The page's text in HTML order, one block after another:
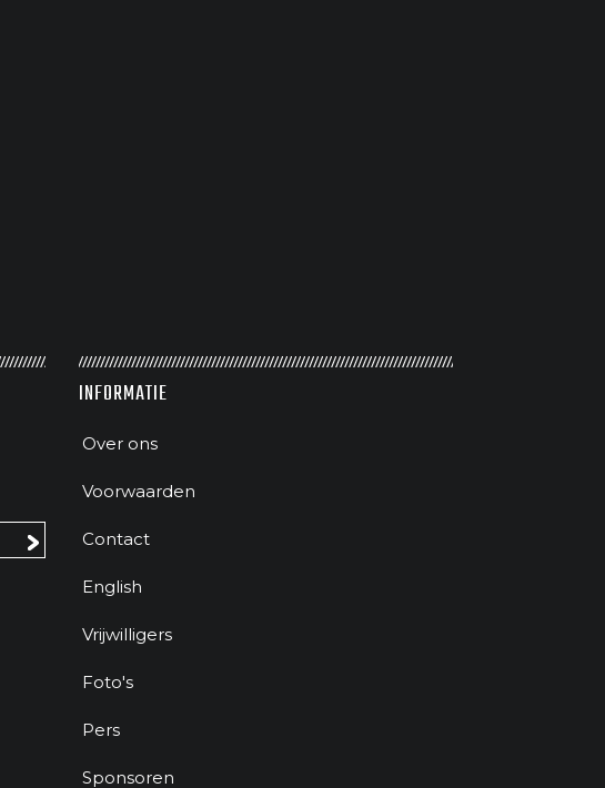
INFORMATIE
Over ons
Voorwaarden
Contact
English
Vrijwilligers
Foto's
Pers
Sponsoren